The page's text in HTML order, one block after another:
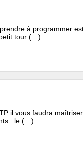
à programmer
tour (…)
il vous faudra
: le (…)